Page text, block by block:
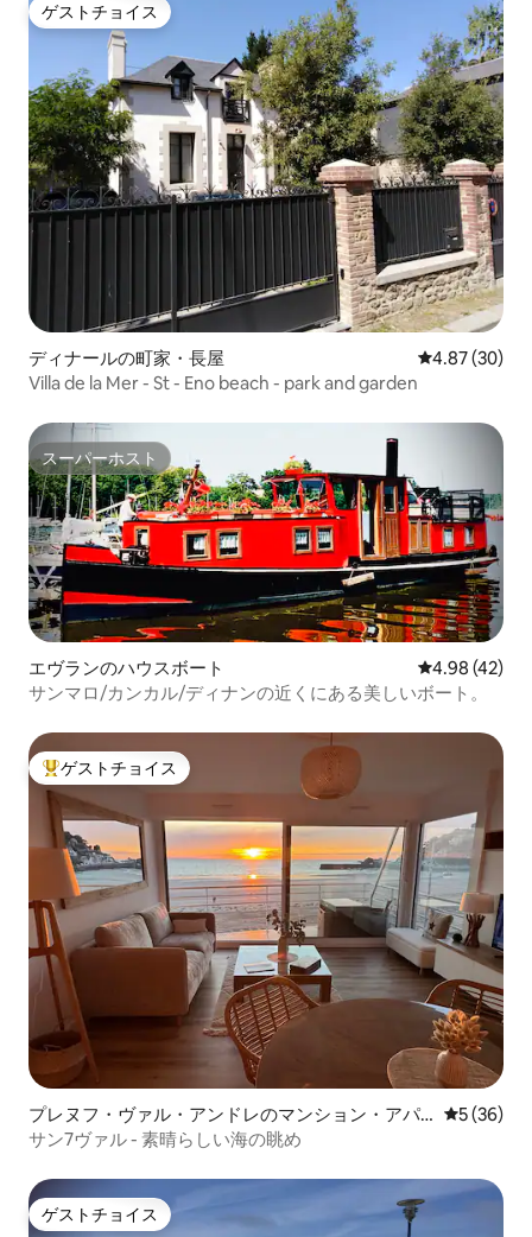
ゲストチョイス
ゲストチョイス
ディナールの町家・長屋 レビュー30
4.87 (30)
Villa de la Mer - St - Eno beach - park and garden
スーパーホスト
スーパーホスト
エヴランのハウスボート レビュー42
4.98 (42)
サンマロ/カンカル/ディナンの近くにある美しいボート。
大好評のゲストチョイスです。
ゲストチョイス
プレヌフ・ヴァル・アンドレのマンション・アパ
ート
レビュー
5 (36)
サン7ヴァル - 素晴らしい海の眺め
ゲストチョイス
ゲストチョイス